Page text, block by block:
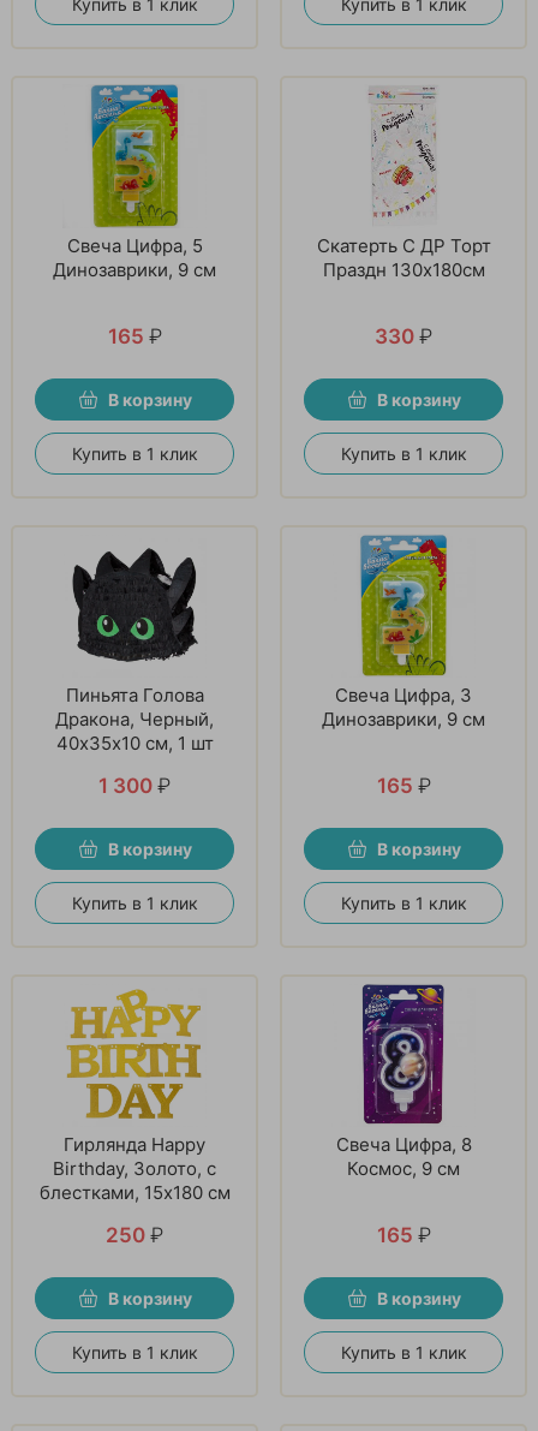
Свеча Цифра, 5
Динозаврики, 9 см
165 ₽
В корзину
Купить в 1 клик
Скатерть С ДР Торт
Праздн 130х180см
330 ₽
В корзину
Купить в 1 клик
Пиньята Голова
Дракона, Черный,
40х35х10 см, 1 шт
1 300 ₽
В корзину
Купить в 1 клик
Свеча Цифра, 3
Динозаврики, 9 см
165 ₽
В корзину
Купить в 1 клик
Гирлянда Happy
Birthday, Золото, с
блестками, 15х180 см
250 ₽
В корзину
Купить в 1 клик
Свеча Цифра, 8
Космос, 9 см
165 ₽
В корзину
Купить в 1 клик